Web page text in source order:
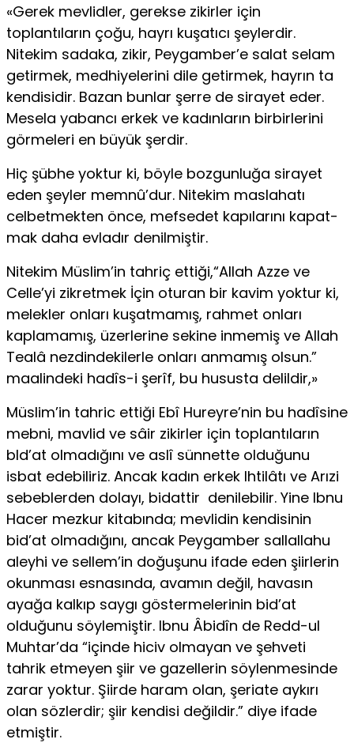
«Gerek mevlidler, gerekse zikirler için
toplantıların çoğu, hayrı kuşa­tıcı şeylerdir.
Nitekim sadaka, zikir, Peygamber’e salat selam
getirmek, medhiyelerini dile getirmek, hayrın ta
kendisidir. Bazan bunlar şerre de sirayet eder.
Mesela yabancı erkek ve kadınların birbirlerini
görmeleri en büyük şerdir.
Hiç şübhe yoktur ki, böyle bozgunluğa sirayet
eden şeyler memnû’dur. Nitekim maslahatı
celbetmekten önce, mefsedet kapılarını kapat­
mak daha evladır denilmiştir.
Nitekim Müslim’in tahriç ettiği,“Allah Azze ve
Celle’yi zikretmek İçin oturan bir kavim yoktur ki,
melekler onları kuşatmamış, rahmet onları
kaplamamış, üzerlerine sekine inmemiş ve Allah
Tealâ nezdindekilerle onları anmamış ol­sun.”
maalindeki hadîs-i şerîf, bu hususta delildir,»
Müslim’in tahric ettiği Ebî Hureyre’nin bu hadîsine
mebni, mavlid ve sâir zikirler için toplantıların
bld’at olmadığını ve aslî sünnette olduğunu
isbat edebiliriz. Ancak kadın erkek Ihtilâtı ve Arızi
sebeblerden dolayı, bidattir denilebilir. Yine Ibnu
Hacer mezkur kitabında; mevlidin ken­disinin
bid’at olmadığını, ancak Peygamber sallallahu
aleyhi ve sellem’in doğuşunu ifade eden şiirlerin
okunması esnasında, avamın değil, havasın
ayağa kalkıp saygı göstermelerinin bid’at
olduğunu söylemiştir. Ibnu Âbidîn de Redd-ul
Muhtar’da “içinde hiciv olmayan ve şehveti
tahrik etmeyen şiir ve gazellerin söylenmesinde
zarar yoktur. Şiirde haram olan, şeriate aykırı
olan sözlerdir; şiir kendisi değildir.” diye ifade
etmiş­tir.